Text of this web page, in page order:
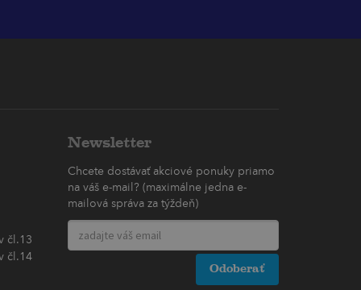
čl.13
čl.14
Newsletter
Chcete dostávať akciové ponuky priamo
na váš e-mail? (maximálne jedna e-
mailová správa za týždeň)
Odoberať